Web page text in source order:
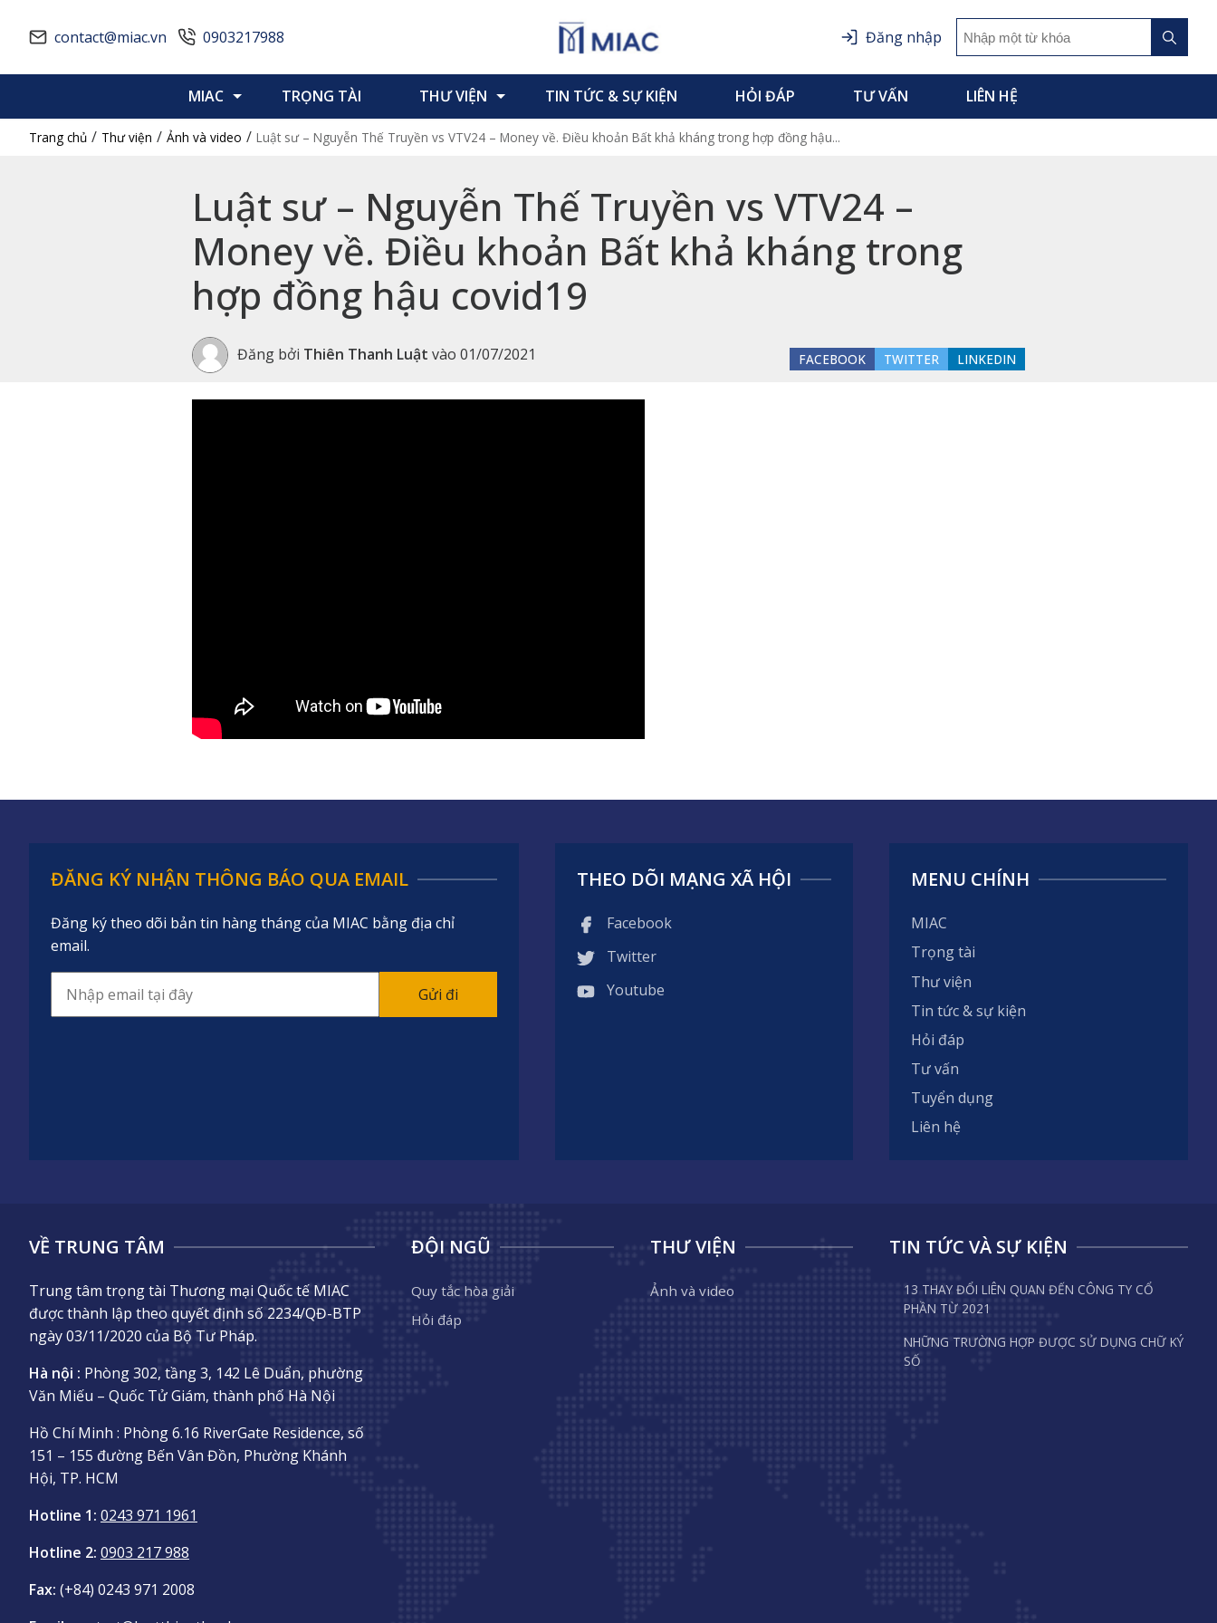
contact@miac.vn 0903217988 Đăng nhập
Tìm
kiếm:
Tìm
kiếm
MIAC TRỌNG TÀI THƯ VIỆN TIN TỨC & SỰ KIỆN HỎI ĐÁP TƯ VẤN LIÊN HỆ
Trang chủ / Thư viện / Ảnh và video / Luật sư – Nguyễn Thế Truyền vs VTV24 – Money về. Điều khoản Bất khả kháng trong hợp đồng hậu...
Luật sư – Nguyễn Thế Truyền vs VTV24 –
Money về. Điều khoản Bất khả kháng trong
hợp đồng hậu covid19
Đăng bởi Thiên Thanh Luật vào 01/07/2021 FACEBOOK TWITTER LINKEDIN
ĐĂNG KÝ NHẬN THÔNG BÁO QUA EMAIL
Đăng ký theo dõi bản tin hàng tháng của MIAC bằng địa chỉ
email.
THEO DÕI MẠNG XÃ HỘI
Facebook
Twitter
Youtube
MENU CHÍNH
MIAC
Trọng tài
Thư viện
Tin tức & sự kiện
Hỏi đáp
Tư vấn
Tuyển dụng
Liên hệ
VỀ TRUNG TÂM
Trung tâm trọng tài Thương mại Quốc tế MIAC
được thành lập theo quyết định số 2234/QĐ-BTP
ngày 03/11/2020 của Bộ Tư Pháp.
Hà nội : Phòng 302, tầng 3, 142 Lê Duẩn, phường
Văn Miếu – Quốc Tử Giám, thành phố Hà Nội
Hồ Chí Minh : Phòng 6.16 RiverGate Residence, số
151 – 155 đường Bến Vân Đồn, Phường Khánh
Hội, TP. HCM
Hotline 1: 0243 971 1961
Hotline 2: 0903 217 988
Fax: (+84) 0243 971 2008
ĐỘI NGŨ
Quy tắc hòa giải
Hỏi đáp
THƯ VIỆN
Ảnh và video
TIN TỨC VÀ SỰ KIỆN
13 THAY ĐỔI LIÊN QUAN ĐẾN CÔNG TY CỔ
PHẦN TỪ 2021
NHỮNG TRƯỜNG HỢP ĐƯỢC SỬ DỤNG CHỮ KÝ
SỐ